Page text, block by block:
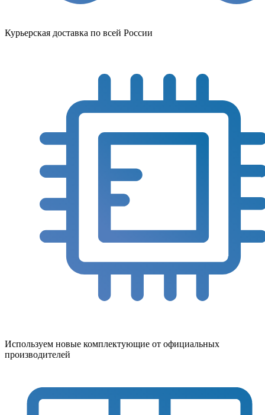
Курьерская доставка по всей России
Используем новые комплектующие от официальных
производителей